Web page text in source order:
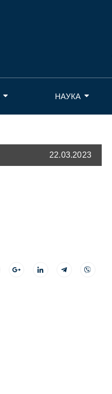
НАУКА
22.03.2023